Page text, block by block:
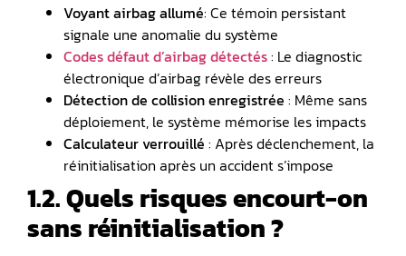
Voyant airbag allumé: Ce témoin persistant
signale une anomalie du système
Codes défaut d’airbagdétectés: Le diagnostic
électronique d’airbag révèle des erreurs
Détection de collision enregistrée : Même sans
déploiement, le système mémorise les impacts
Calculateur verrouillé : Après déclenchement, la
réinitialisation après un accident s’impose
1.2. Quels risques encourt-on
sans réinitialisation ?